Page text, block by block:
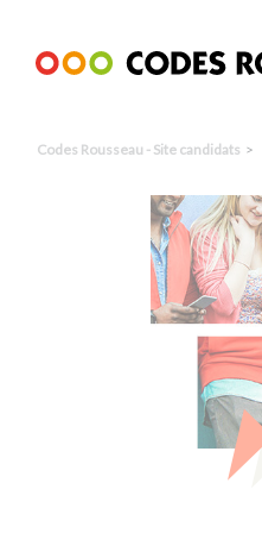
Codes Rousseau - Site candidats